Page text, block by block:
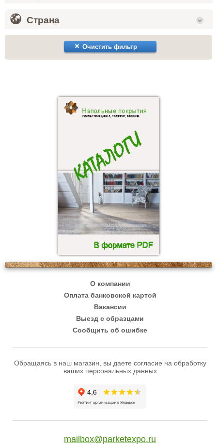
Страна
Очистить фильтр
О компании
Оплата банковской картой
Вакансии
Выезд с образцами
Сообщить об ошибке
Обращаясь в наш магазин, вы даете согласие на обработку
ваших персональных данных
mailbox@parketexpo.ru